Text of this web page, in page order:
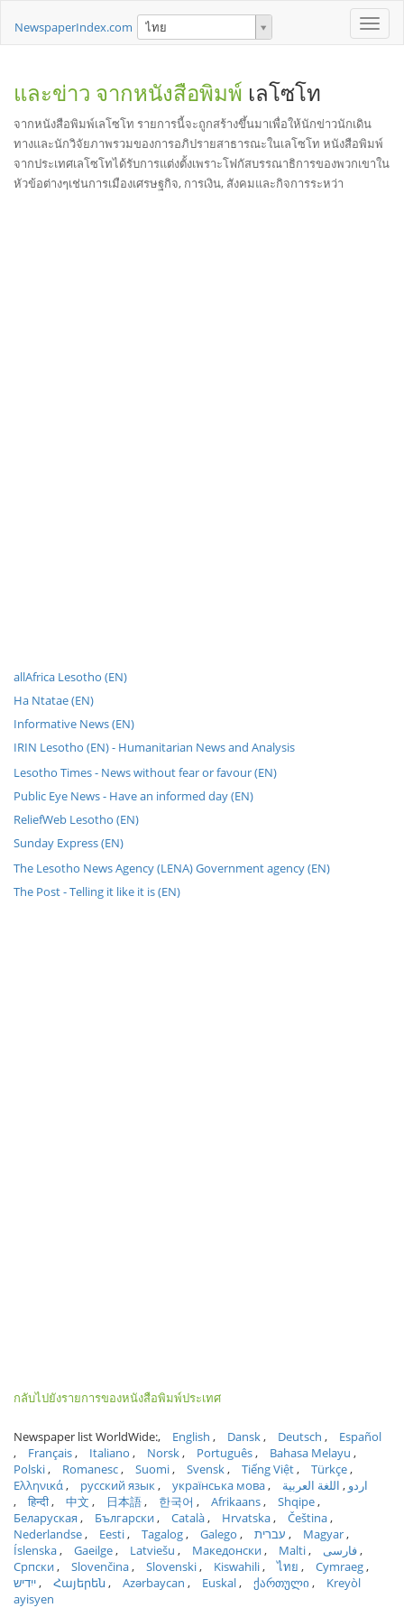
Toggle
NewspaperIndex.com ไทย
และข่าว จากหนังสือพิมพ์ เลโซโท
จากหนังสือพิมพ์เลโซโท รายการนี้จะถูกสร้างขึ้นมาเพื่อให้นักข่าวนักเดิน
ทางและนักวิจัยภาพรวมของการอภิปรายสาธารณะในเลโซโท หนังสือพิมพ์
จากประเทศเลโซโทได้รับการแต่งตั้งเพราะโฟกัสบรรณาธิการของพวกเขาใน
หัวข้อต่างๆเช่นการเมืองเศรษฐกิจ, การเงิน, สังคมและกิจการระหว่า
allAfrica Lesotho (EN)
Ha Ntatae (EN)
Informative News (EN)
IRIN Lesotho (EN) - Humanitarian News and Analysis
Lesotho Times - News without fear or favour (EN)
Public Eye News - Have an informed day (EN)
ReliefWeb Lesotho (EN)
Sunday Express (EN)
The Lesotho News Agency (LENA) Government agency (EN)
The Post - Telling it like it is (EN)
กลับไปยังรายการของหนังสือพิมพ์ประเทศ
Newspaper list WorldWide: English Dansk Deutsch
Español
Français
Italiano Norsk Português
Bahasa Melayu
Polski
Romanesc Suomi Svensk Tiếng Việt
Türkçe
Ελληνικά
русский язык українська мова اردو
اللغة العربية
हिन्दी
中文 日本語 한국어 Afrikaans
Shqipe
Беларуская
Български Català Hrvatska
Čeština
Nederlandse
Eesti Tagalog Galego עברית
Magyar
Íslenska
Gaeilge Latviešu Македонски Malti
فارسی
Српски
Slovenčina Slovenski Kiswahili ไทย
Cymraeg
ייִדיש
Հայերեն Azərbaycan Euskal ქართული
Kreyòl
ayisyen